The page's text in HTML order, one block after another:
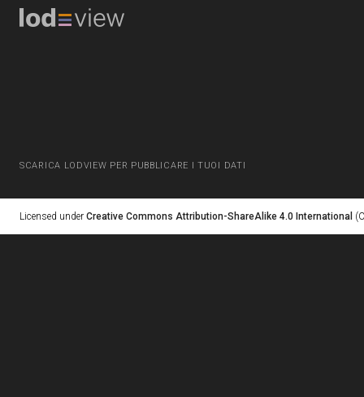
SCARICA LODVIEW PER PUBBLICARE I TUOI DATI
Licensed under Creative Commons Attribution-ShareAlike 4.0 International